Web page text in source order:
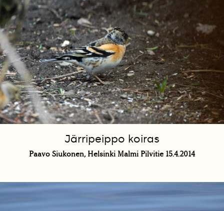
Järripeippo koiras
Paavo Siukonen, Helsinki Malmi Pilvitie 15.4.2014